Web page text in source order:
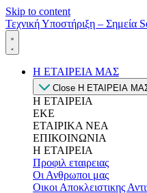
Skip to content
Τεχνική Υποστήριξη – Σημεία
Η ΕΤΑΙΡΕΙΑ ΜΑΣ
Close Η ΕΤΑΙΡΕΙΑ
Η ΕΤΑΙΡΕΙΑ
ΕΚΕ
ΕΤΑΙΡΙΚΑ ΝΕΑ
ΕΠΙΚΟΙΝΩΝΙΑ
Η ΕΤΑΙΡΕΙΑ
Προφιλ εταιρειας
Οι Ανθρωποι μας
Οικοι Αποκλειστικης